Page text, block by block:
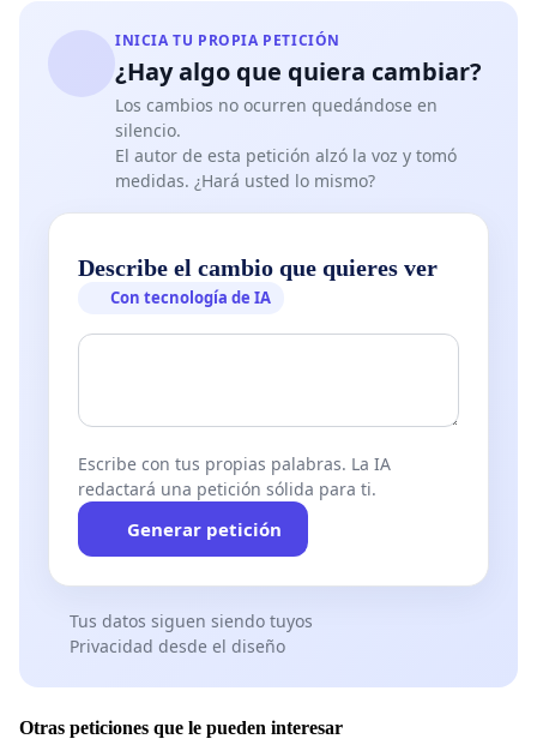
INICIA TU PROPIA PETICIÓN
¿Hay algo que quiera cambiar?
Los cambios no ocurren quedándose en
silencio.
El autor de esta petición alzó la voz y tomó
medidas. ¿Hará usted lo mismo?
Describe el cambio que quieres ver
Con tecnología de IA
Escribe con tus propias palabras. La IA
redactará una petición sólida para ti.
Generar petición
Tus datos siguen siendo tuyos
Privacidad desde el diseño
Otras peticiones que le pueden interesar